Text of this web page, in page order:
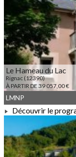
Le Hameau du Lac
Rignac (12390)
À PARTIR DE 39 057,00 €
À PARTIR DE 39
LMNP
Découvrir le